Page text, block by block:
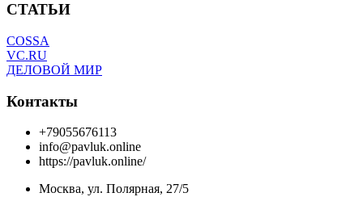
СТАТЬИ
COSSA
VC.RU
ДЕЛОВОЙ МИР
Контакты
+79055676113
info@pavluk.online
https://pavluk.online/
Москва, ул. Полярная, 27/5